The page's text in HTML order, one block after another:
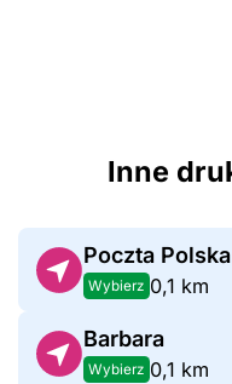
Inne
Poczta
Wybierz 0,1 km
Barbara
Wybierz 0,1 km